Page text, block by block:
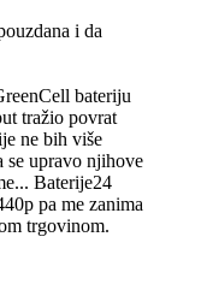
i da
bateriju
tražio povrat
ne bih više
se upravo njihove
Baterije24
pa me zanima
trgovinom.